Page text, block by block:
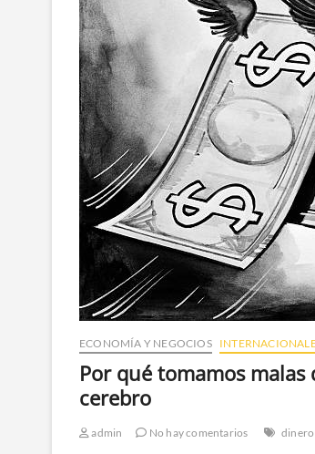
ECONOMÍA Y NEGOCIOS
Por qué tomamos
cerebro
admin No hay comentarios dinero